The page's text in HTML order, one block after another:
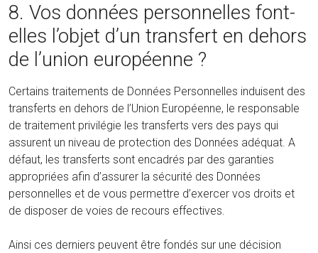
8. Vos données personnelles font-
elles l’objet d’un transfert en dehors
de l’union européenne ?
Certains traitements de Données Personnelles induisent des
transferts en dehors de l’Union Européenne, le responsable
de traitement privilégie les transferts vers des pays qui
assurent un niveau de protection des Données adéquat. A
défaut, les transferts sont encadrés par des garanties
appropriées afin d’assurer la sécurité des Données
personnelles et de vous permettre d’exercer vos droits et
de disposer de voies de recours effectives.
Ainsi ces derniers peuvent être fondés sur une décision